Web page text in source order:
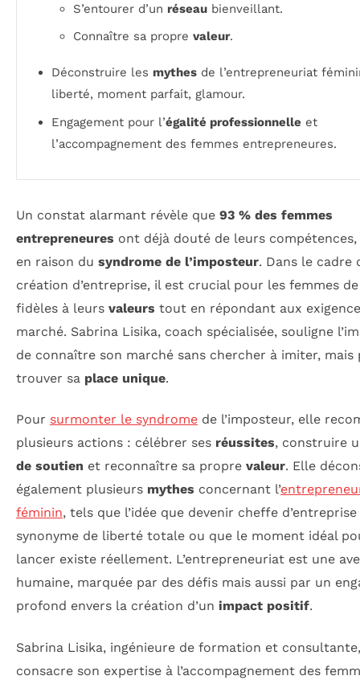
S’entourer d’un réseau bienveillant.
Connaître sa propre valeur.
Déconstruire les mythes de l’entrepreneuriat
liberté, moment parfait, glamour.
Engagement pour l’égalité professionnelle et
l’accompagnement des femmes entrepreneures.
Un constat alarmant révèle que 93 % des femmes
entrepreneures ont déjà douté de leurs
en raison du syndrome de l’imposteur. Dans le cadre
création d’entreprise, il est crucial pour les femmes
fidèles à leurs valeurs tout en répondant aux
marché. Sabrina Lisika, coach spécialisée, souligne
de connaître son marché sans chercher à imiter,
trouver sa place unique.
Pour surmonter le syndrome de l’imposteur, elle
plusieurs actions : célébrer ses réussites, construire
de soutien et reconnaître sa propre valeur. Elle
également plusieurs mythes concernant l’
féminin, tels que l’idée que devenir cheffe
synonyme de liberté totale ou que le moment idéal
lancer existe réellement. L’entrepreneuriat est une
humaine, marquée par des défis mais aussi par un
profond envers la création d’un impact positif.
Sabrina Lisika, ingénieure de formation et consultante,
consacre son expertise à l’accompagnement des